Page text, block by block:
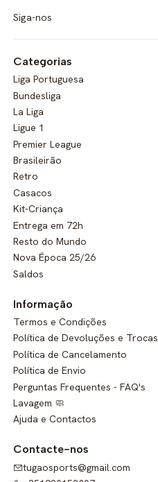
Siga-nos
Categorias
Liga Portuguesa
Bundesliga
La Liga
Ligue 1
Premier League
Brasileirão
Retro
Casacos
Kit-Criança
Entrega em 72h
Resto do Mundo
Nova Época 25/26
Saldos
Informação
Termos e Condições
Política de Devoluções e Trocas
Política de Cancelamento
Política de Envio
Perguntas Frequentes - FAQ's
Lavagem 🧼
Ajuda e Contactos
Contacte-nos
tugaosports@gmail.com